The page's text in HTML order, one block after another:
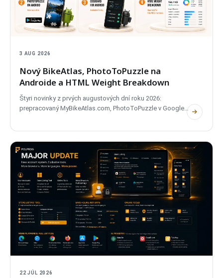
3 AUG 2026
Nový BikeAtlas, PhotoToPuzzle na
Androide a HTML Weight Breakdown
Štyri novinky z prvých augustových dní roku 2026:
prepracovaný MyBikeAtlas.com, PhotoToPuzzle v Google
22 JÚL 2026